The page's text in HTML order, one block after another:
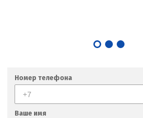
Номер телефона
Ваше имя